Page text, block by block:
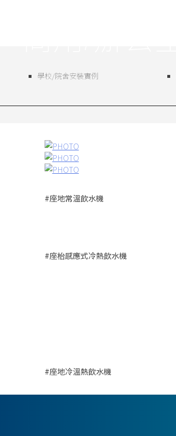
學校/院舍安裝實例
#座地常溫飲水機
#座枱感應式冷熱飲水機
#座地冷溫熱飲水機